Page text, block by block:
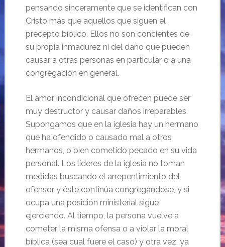
pensando sinceramente que se identifican con
Cristo más que aquellos que siguen el
precepto bíblico. Ellos no son concientes de
su propia inmadurez ni del daño que pueden
causar a otras personas en particular o a una
congregación en general.
El amor incondicional que ofrecen puede ser
muy destructor y causar daños irreparables.
Supongamos que en la iglesia hay un hermano
que ha ofendido o causado mal a otros
hermanos, o bien cometido pecado en su vida
personal. Los líderes de la iglesia no toman
medidas buscando el arrepentimiento del
ofensor y éste continúa congregándose, y si
ocupa una posición ministerial sigue
ejerciendo. Al tiempo, la persona vuelve a
cometer la misma ofensa o a violar la moral
bíblica (sea cual fuere el caso) y otra vez, ya